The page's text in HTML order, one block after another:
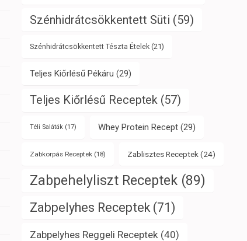
Szénhidrátcsökkentett Süti (59)
Szénhidrátcsökkentett Tészta Ételek(21)
Teljes Kiőrlésű Pékáru (29)
Teljes Kiőrlésű Receptek(57)
Téli Saláták(17) Whey Protein Recept(29)
Zabkorpás Receptek(18) Zablisztes Receptek (24)
Zabpehelyliszt Receptek(89)
Zabpelyhes Receptek(71)
Zabpelyhes Reggeli Receptek (40)